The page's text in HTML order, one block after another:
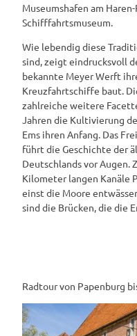
Museumshafen am
Schifffahrtsmuseum.
Wie lebendig diese
sind, zeigt eindrucksvoll
bekannte Meyer Werft
Kreuzfahrtschiffe baut.
zahlreiche weitere
Jahren die Kultivierung
Ems ihren Anfang. Das
führt die Geschichte der
Deutschlands vor Augen.
Kilometer langen Kanäle
einst die Moore
sind die Brücken, die die
Radtour von Papenburg